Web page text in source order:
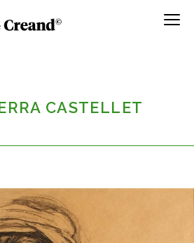
CASTELLET